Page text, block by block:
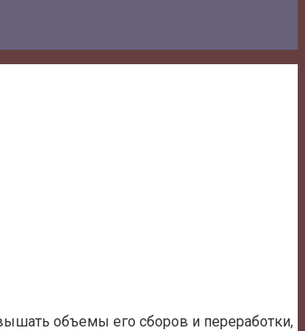
объемы его сборов и переработки,